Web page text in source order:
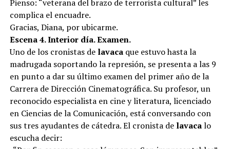
Pienso: “veterana del brazo de terrorista cultural” les
complica el encuadre.
Gracias, Diana, por ubicarme.
Escena 4. Interior día. Examen.
Uno de los cronistas de lavacaque estuvo hasta la
madrugada soportando la represión, se presenta a las 9
en punto a dar su último examen del primer año de la
Carrera de Dirección Cinematográfica. Su profesor, un
reconocido especialista en cine y literatura, licenciado
en Ciencias de la Comunicación, está conversando con
sus tres ayudantes de cátedra. El cronista de lavacalo
escucha decir: